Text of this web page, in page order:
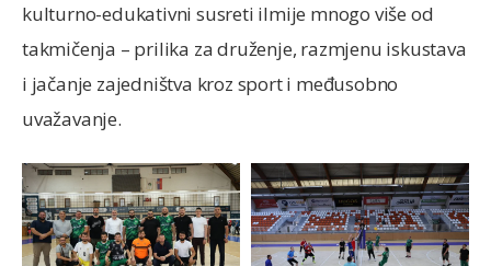
kulturno-edukativni susreti ilmije mnogo više od
takmičenja – prilika za druženje, razmjenu iskustava
i jačanje zajedništva kroz sport i međusobno
uvažavanje.